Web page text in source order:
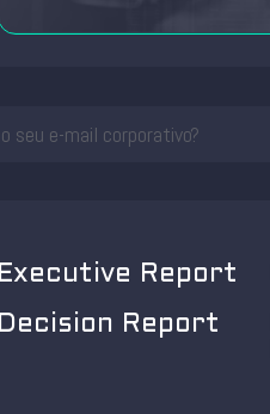
Executive Report
Decision Report